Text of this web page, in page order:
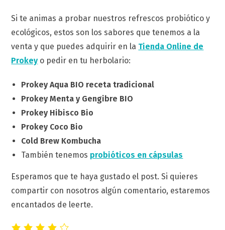
Si te animas a probar nuestros refrescos probiótico y
ecológicos, estos son los sabores que tenemos a la
venta y que puedes adquirir en la Tienda Online de
Prokey o pedir en tu herbolario:
Prokey Aqua BIO receta tradicional
Prokey Menta y Gengibre BIO
Prokey Hibisco Bio
Prokey Coco Bio
Cold Brew Kombucha
También tenemos probióticos en cápsulas
Esperamos que te haya gustado el post. Si quieres
compartir con nosotros algún comentario, estaremos
encantados de leerte.